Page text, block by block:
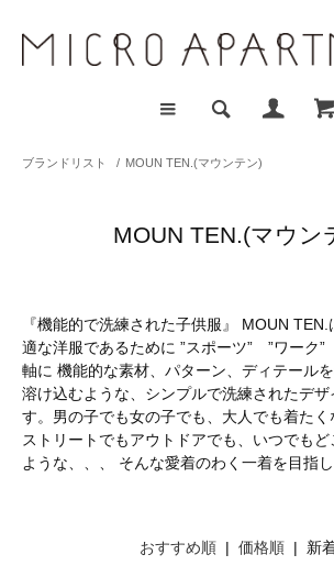
ブランドリスト / MOUN TEN.(マウンテン)
MOUN TEN.(マウン
『機能的で洗練された子供服』 MOUN
適な洋服であるために ”スポーツ” ”ワーク
軸に 機能的な素材、パターン、ディテール
溶け込むような、シンプルで洗練されたデザ
す。 ​ 男の子でも女の子でも、大人でも着たく
ストリートでもアウトドアでも、いつでも
ような、、、 そんな愛着のわく一着を目指し
おすすめ順 | 価格順 | 新